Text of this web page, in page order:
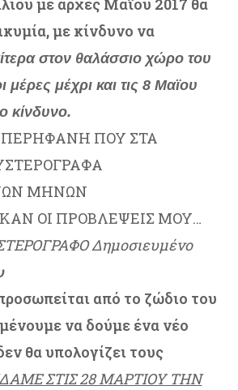
με αρχές Μαΐου 2017 θα
με κίνδυνο να
στον θαλάσσιο χώρο του
μέρες μέχρι και τις 8 Μαϊου
κίνδυνο.
ΠΟΥ ΣΤΑ
ΜΗΝΩΝ
ΟΙ ΠΡΟΒΛΕΨΕΙΣ ΜΟΥ…
Δημοσιευμένο
από το ζώδιο του
να δούμε ένα νέο
θα υπολογίζει τους
ΣΤΙΣ 28 ΜΑΡΤΙΟΥ ΤΗΝ